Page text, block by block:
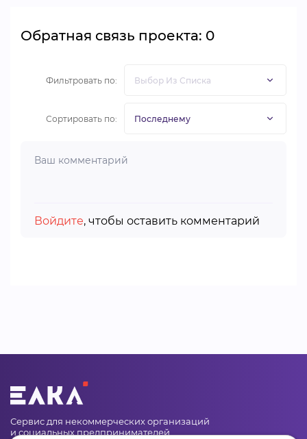
Обратная связь проекта: 0
Фильтровать по:
Сортировать по:
Войдите, чтобы оставить комментарий
Сервис для некоммерческих организаций
и социальных предпринимателей